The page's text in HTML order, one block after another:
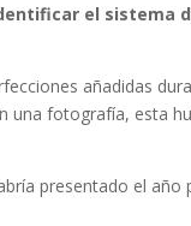
el sistema
añadidas
una fotografía, esta
presentado el